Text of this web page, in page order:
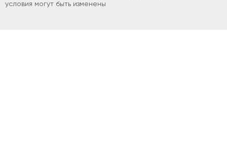
условия могут быть изменены